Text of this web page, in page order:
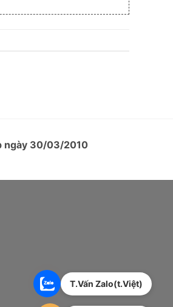
ngày 30/03/2010
T.Vấn Zalo(t.Việt)